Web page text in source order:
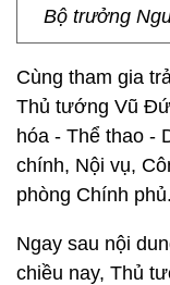
Bộ trưởng
Cùng tham gia
Thủ tướng Vũ
hóa - Thể thao -
chính, Nội vụ,
phòng Chính phủ.
Ngay sau nội
chiều nay, Thủ